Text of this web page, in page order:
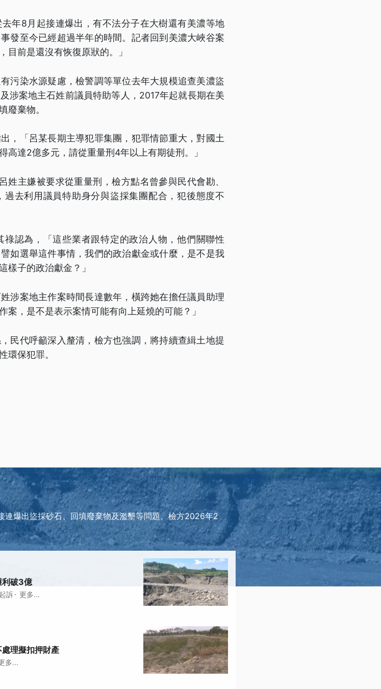
年8月起接連爆出，有不法分子在大樹還有美濃等地
發至今已經超過半年的時間。記者回到美濃大峽谷案
目前是還沒有恢復原狀的。」
污染水源疑慮，檢警調等單位去年大規模追查美濃盜
涉案地主石姓前議員特助等人，2017年起就長期在美
廢棄物。
，「呂某長期主導犯罪集團，犯罪情節重大，對國土
高達2億多元，請從重量刑4年以上有期徒刑。」
姓主嫌被要求從重量刑，檢方點名曾參與民代會勘、
去利用議員特助身分與盜採集團配合，犯後態度不
認為，「這些業者跟特定的政治人物，他們關聯性
如選舉這件事情，我們的政治獻金或什麼，是不是我
樣子的政治獻金？」
涉案地主作案時間長達數年，橫跨她在擔任議員助理
案，是不是表示案情可能有向上延燒的可能？」
民代呼籲深入釐清，檢方也強調，將持續查緝土地提
環保犯罪。
爆出盜採砂石、回填廢棄物及濫墾等問題。檢方2026年2
利破3億
起訴· 更多...
理擬扣押財產
多...